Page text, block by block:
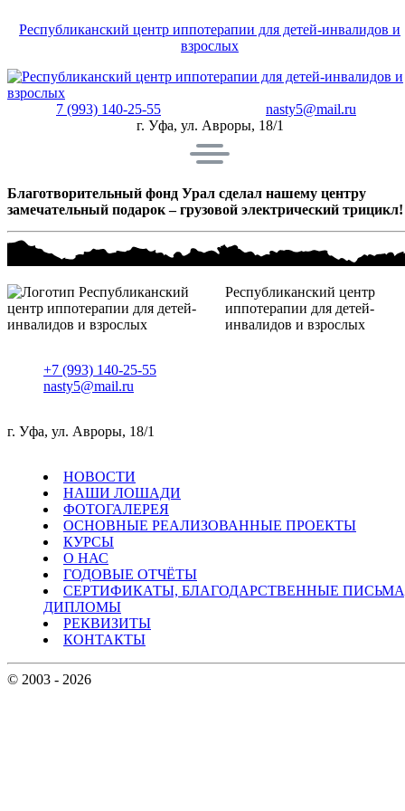
Республиканский центр иппотерапии для детей-инвалидов и
взрослых
7 (993) 140-25-55
nasty5@mail.ru
г. Уфа, ул. Авроры, 18/1
Благотворительный фонд Урал сделал нашему центру
замечательный подарок – грузовой электрический трицикл!
Республиканский центр
иппотерапии для детей-
инвалидов и взрослых
+7 (993) 140-25-55
nasty5@mail.ru
г. Уфа, ул. Авроры, 18/1
НОВОСТИ
НАШИ ЛОШАДИ
ФОТОГАЛЕРЕЯ
ОСНОВНЫЕ РЕАЛИЗОВАННЫЕ ПРОЕКТЫ
КУРСЫ
О НАС
ГОДОВЫЕ ОТЧЁТЫ
СЕРТИФИКАТЫ, БЛАГОДАРСТВЕННЫЕ
ДИПЛОМЫ
РЕКВИЗИТЫ
КОНТАКТЫ
© 2003 - 2026